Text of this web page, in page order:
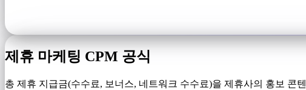
제휴 마케팅 CPM 공식
총 제휴 지급금(수수료, 보너스, 네트워크 수수료)을 제휴사의 홍보 콘